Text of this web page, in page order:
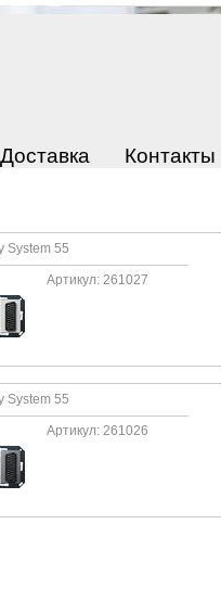
Доставка Контакты
System 55
Артикул: 261027
System 55
Артикул: 261026